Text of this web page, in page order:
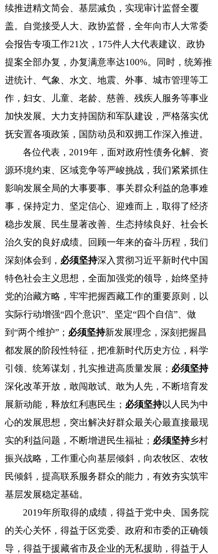
续推进精文简会、基层减负，实现审计监督全覆
盖。自觉接受人大、政协监督，全年向市人大常委
会报告专项工作21次，175件人大代表建议、政协
提案全部办复，办复满意率达100%。同时，统筹推
进统计、气象、水文、地震、外事、城市管理等工
作，妇女、儿童、老龄、慈善、残疾人服务等事业
加快发展。大力支持国防和军队建设，严格落实优
抚安置各项政策，国防动员和双拥工作深入推进。
各位代表， 2019年，面对政府性债务化解、资
源环境约束、区域竞争等严峻挑战，我们紧紧抓住
影响发展全局的大事要事、事关群众利益的急事难
事，保持定力、坚定信心、迎难而上，取得了经济
稳步发展、民生显著改善、生态持续良好、社会长
治久安的良好成绩。回顾一年来的奋斗历程，我们
深刻体会到， 必须坚持深入贯彻习近平新时代中国
特色社会主义思想，全面加强党的领导，始终坚持
党的治藏方略，牢牢把握西藏工作的重要原则，以
实际行动增强“四个意识”、坚定“四个自信”、做
到“两个维护”； 必须坚持新发展理念，深刻把握昌
都发展的阶段性特征，把准新时代历史方位，科学
引领、统筹谋划，扎实推进高质量发展； 必须坚持
深化改革开放，敢闯敢试、敢为人先，不断培育发
展新动能，释放红利惠民生； 必须坚持以人民为中
心的发展思想， 突出解决好群众最关心最直接最现
实的利益问题， 不断增进民生福祉 ； 必须坚持乡村
振兴战略，工作重心向基层倾斜，向农牧区、农牧
民倾斜，提高联系服务群众的能力，有效夯实筑牢
基层发展稳定基础。
2019年所取得的成绩，得益于党中央、国务院
的关心关怀，得益于区党委、政府和市委的正确领
导，得益于援藏省市及企业的无私援助，得益于人